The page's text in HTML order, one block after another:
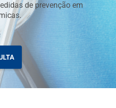
de prevenção em